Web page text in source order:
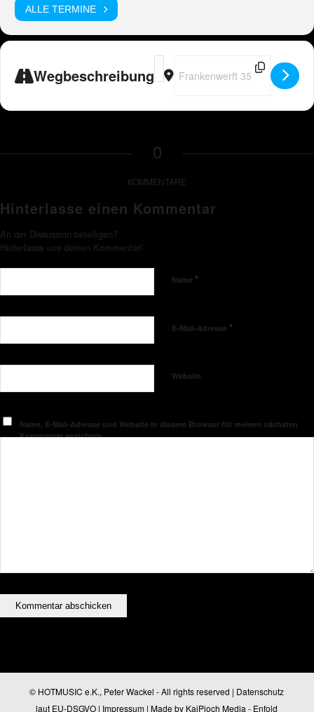
ALLE TERMINE
Wegbeschreibung
Address - DE - Peter Wackel LIVE
Destination Address - DE -
0
KOMMENTARE
Hinterlasse einen Kommentar
An der Diskussion beteiligen?
Hinterlasse uns deinen Kommentar!
Name *
E-Mail-Adresse *
Website
Name, E-Mail-Adresse und Website in diesem Browser für meinen nächsten
Kommentar speichern.
© HOTMUSIC e.K., Peter Wackel - All rights reserved | Datenschutz
laut EU-DSGVO | Impressum | Made by KaiPioch Media - Enfold